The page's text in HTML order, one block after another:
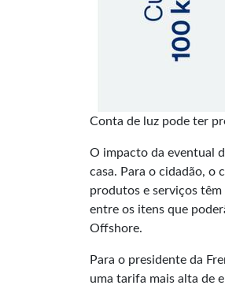
Conta de luz pode ter
O impacto da eventual
casa. Para o cidadão, o
produtos e serviços
entre os itens que
Offshore.
Para o presidente da
uma tarifa mais alta de